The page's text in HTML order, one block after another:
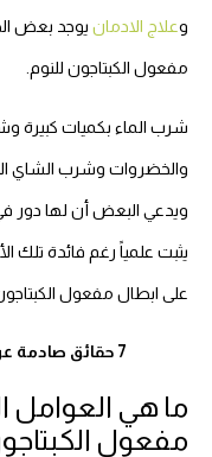
وعلاج الادمان يوجد بعض
مفعول الكبتاجون للنوم.
شرب الماء بكميات كبيرة
والخضروات وشرب الشاي
ويدعي البعض أن لها دور
يثبت علمياً رغم فائدة تلك
على ابطال مفعول
7 حقائق صادمة عن
ما هي العوامل
مفعول